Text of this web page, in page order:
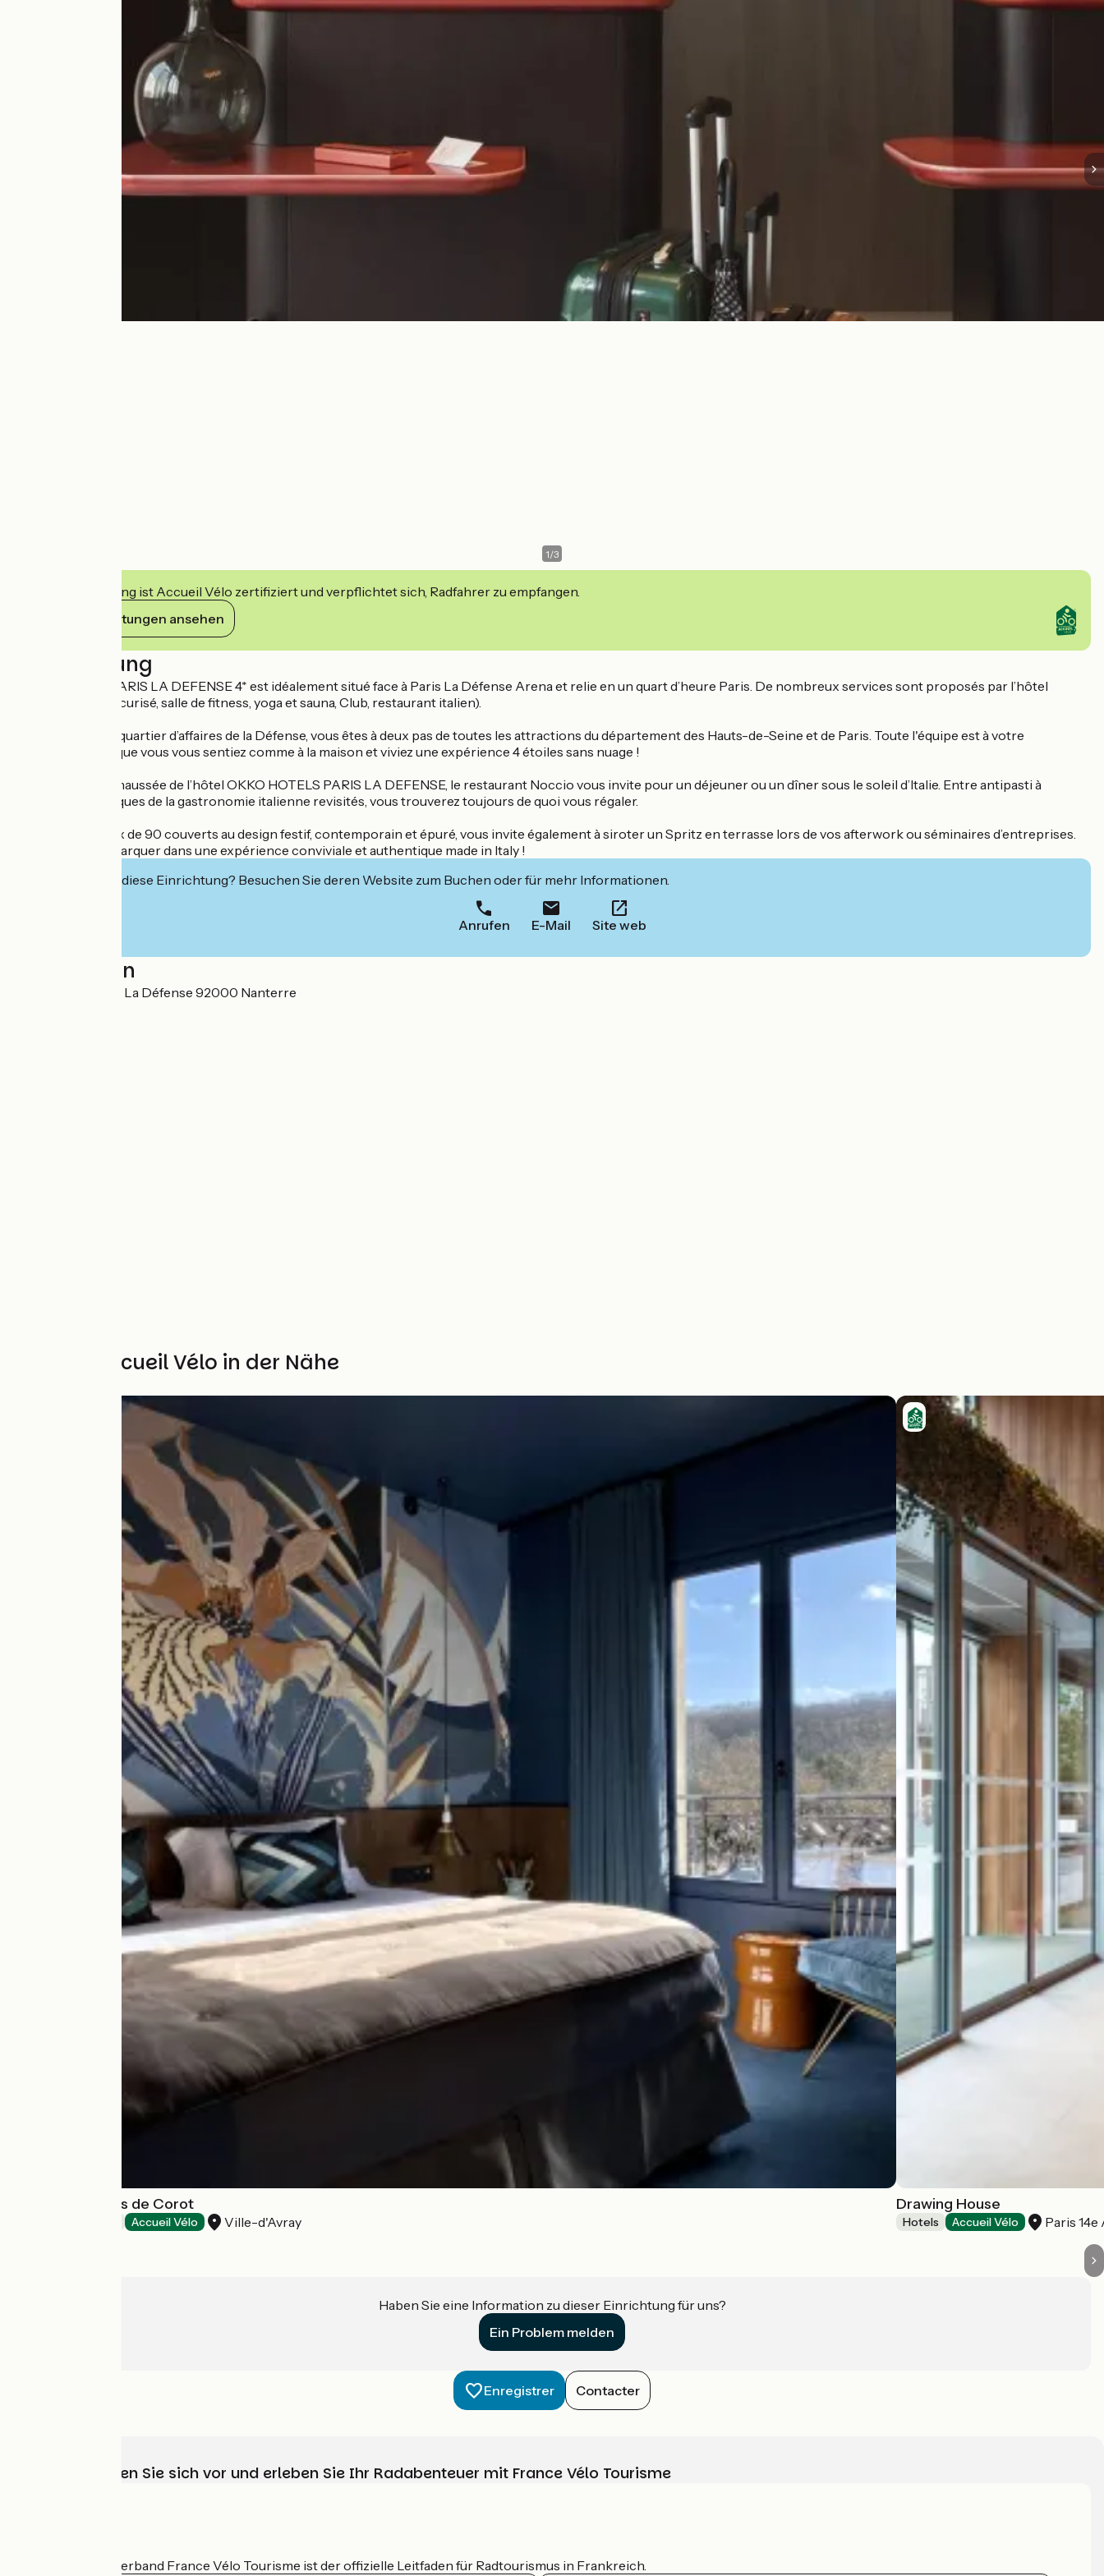
1/3
Diese Einrichtung ist Accueil Vélo zertifiziert und verpflichtet sich, Radfahrer zu empfangen.
Ihre Verpflichtungen ansehen
Beschreibung
OKKO HOTELS PARIS LA DEFENSE 4* est idéalement situé face à Paris La Défense Arena et relie en un quart d’heure Paris. De nombreux services sont proposés par l’hôtel
(parking à vélo sécurisé, salle de fitness, yoga et sauna, Club, restaurant italien).
En plein cœur du quartier d’affaires de la Défense, vous êtes à deux pas de toutes les attractions du département des Hauts-de-Seine et de Paris. Toute l'équipe est à votre
disposition pour que vous vous sentiez comme à la maison et viviez une expérience 4 étoiles sans nuage !
Situé au rez-de-chaussée de l’hôtel OKKO HOTELS PARIS LA DEFENSE, le restaurant Noccio vous invite pour un déjeuner ou un dîner sous le soleil d’Italie. Entre antipasti à
partager et classiques de la gastronomie italienne revisités, vous trouverez toujours de quoi vous régaler.
Ce lieu chaleureux de 90 couverts au design festif, contemporain et épuré, vous invite également à siroter un Spritz en terrasse lors de vos afterwork ou séminaires d’entreprises.
Laissez-vous embarquer dans une expérience conviviale et authentique made in Italy !
Interessiert Sie diese Einrichtung? Besuchen Sie deren Website zum Buchen oder für mehr Informationen.
Anrufen E-Mail Site web
Localisation
2261 boulevard de La Défense 92000 Nanterre
Weitere Accueil Vélo in der Nähe
Hôtel Les Etangs de Corot
Accueil Vélo Ville-d'Avray
Drawing House
Hotels Accueil Vélo Paris
Haben Sie eine Information zu dieser Einrichtung für uns?
Ein Problem melden
Enregistrer Contacter
Wählen, bereiten Sie sich vor und erleben Sie Ihr Radabenteuer mit France Vélo Tourisme
Der nationale Verband France Vélo Tourisme ist der offizielle Leitfaden für Radtourismus in Frankreich.